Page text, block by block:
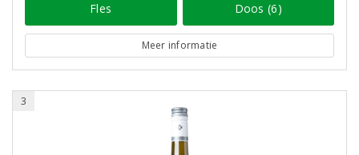
Fles Doos (6)
Meer informatie
3